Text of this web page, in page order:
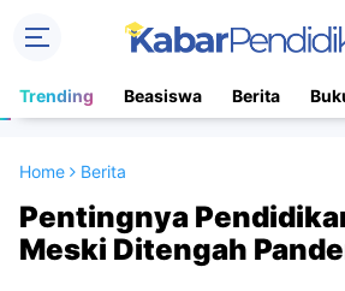
Trending Beasiswa Berita
Home Berita
Pentingnya
Meski Ditengah